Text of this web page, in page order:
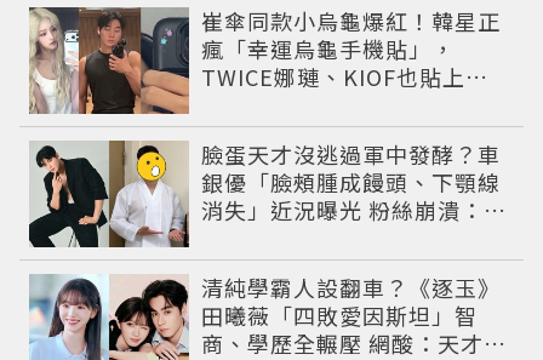
崔傘同款小烏龜爆紅！韓星正
瘋「幸運烏龜手機貼」，
TWICE娜璉、KIOF也貼上求
臉蛋天才沒逃過軍中發酵？車
銀優「臉頰腫成饅頭、下顎線
消失」近況曝光 粉絲崩潰：空
清純學霸人設翻車？《逐玉》
田曦薇「四敗愛因斯坦」智
商、學歷全輾壓 網酸：天才全